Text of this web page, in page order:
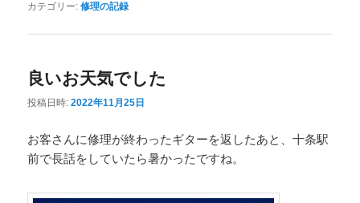
カテゴリー: 修理の記録
良いお天気でした
投稿日時:2022年11月25日
お客さんに修理が終わったギターを返したあと、十条駅
前で長話をしていたら暑かったですね。